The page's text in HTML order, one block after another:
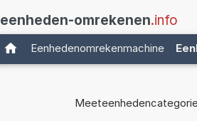
eenheden-omrekenen.info
Eenhedenomrekenmachine